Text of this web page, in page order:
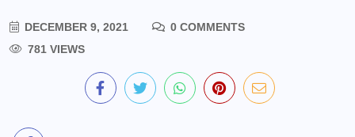
DECEMBER 9, 2021
0 COMMENTS
781 VIEWS